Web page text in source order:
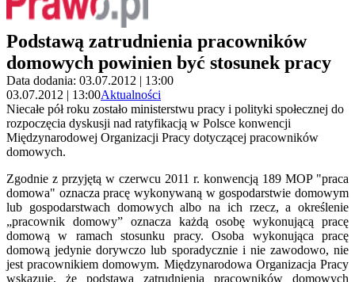
Podstawą zatrudnienia pracowników
domowych powinien być stosunek pracy
Data dodania: 03.07.2012 | 13:00
03.07.2012 | 13:00Aktualności
Niecałe pół roku zostało ministerstwu pracy i polityki społecznej do
rozpoczęcia dyskusji nad ratyfikacją w Polsce konwencji
Międzynarodowej Organizacji Pracy dotyczącej pracowników
domowych.
Zgodnie z przyjętą w czerwcu 2011 r. konwencją 189 MOP "praca
domowa" oznacza pracę wykonywaną w gospodarstwie domowym
lub gospodarstwach domowych albo na ich rzecz, a określenie
„pracownik domowy” oznacza każdą osobę wykonującą pracę
domową w ramach stosunku pracy. Osoba wykonująca pracę
domową jedynie dorywczo lub sporadycznie i nie zawodowo, nie
jest pracownikiem domowym. Międzynarodowa Organizacja Pracy
wskazuje, że podstawą zatrudnienia pracowników domowych